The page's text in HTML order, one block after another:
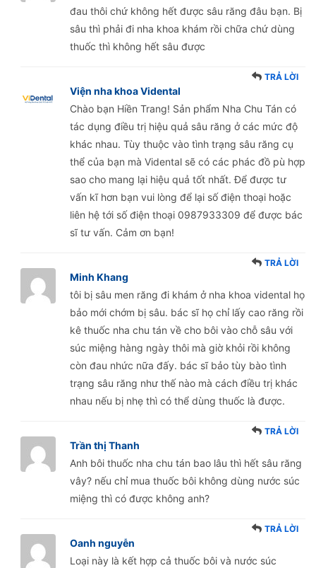
đau thôi chứ không hết được sâu răng đâu bạn. Bị
sâu thì phải đi nha khoa khám rồi chữa chứ dùng
thuốc thì không hết sâu được
Viện nha khoa Vidental
TRẢ LỜI
Chào bạn Hiền Trang! Sản phẩm Nha Chu Tán có
tác dụng điều trị hiệu quả sâu răng ở các mức độ
khác nhau. Tùy thuộc vào tình trạng sâu răng cụ
thể của bạn mà Vidental sẽ có các phác đồ pù hợp
sao cho mang lại hiệu quả tốt nhất. Để được tư
vấn kĩ hơn bạn vui lòng để lại số điện thoại hoặc
liên hệ tới số điện thoại 0987933309 để được bác
sĩ tư vấn. Cảm ơn bạn!
Minh Khang
TRẢ LỜI
tôi bị sâu men răng đi khám ở nha khoa vidental họ
bảo mới chớm bị sâu. bác sĩ họ chỉ lấy cao răng rồi
kê thuốc nha chu tán về cho bôi vào chỗ sâu với
súc miệng hàng ngày thôi mà giờ khỏi rồi không
còn đau nhức nữa đấy. bác sĩ bảo tùy bào tình
trạng sâu răng như thế nào mà cách điều trị khác
nhau nếu bị nhẹ thì có thể dùng thuốc là được.
Trần thị Thanh
TRẢ LỜI
Anh bôi thuốc nha chu tán bao lâu thì hết sâu răng
vây? nếu chỉ mua thuốc bôi không dùng nước súc
miệng thì có được không anh?
Oanh nguyễn
TRẢ LỜI
Loại này là kết hợp cả thuốc bôi và nước súc